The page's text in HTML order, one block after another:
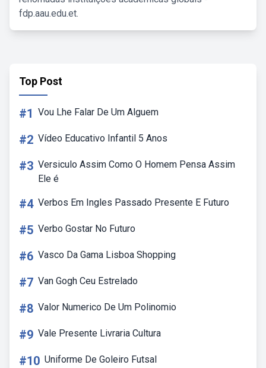
fdp.aau.edu.et.
Top Post
#1 Vou Lhe Falar De Um Alguem
#2 Vídeo Educativo Infantil 5 Anos
#3 Versiculo Assim Como O Homem Pensa Assim
Ele é
#4 Verbos Em Ingles Passado Presente E Futuro
#5 Verbo Gostar No Futuro
#6 Vasco Da Gama Lisboa Shopping
#7 Van Gogh Ceu Estrelado
#8 Valor Numerico De Um Polinomio
#9 Vale Presente Livraria Cultura
#10 Uniforme De Goleiro Futsal